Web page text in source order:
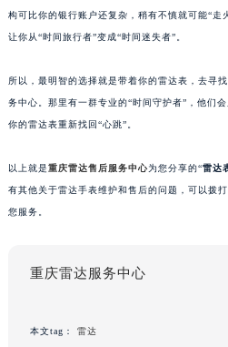
构可比你的银行账户还复杂，稍有不慎就可能“走
让你从“时间旅行者”变成“时间迷失者”。
所以，最明智的选择就是带着你的雷达表，去寻
务中心。那里有一群专业的“时间守护者”，他们
你的雷达表重新找回“心跳”。
以上就是重庆雷达售后服务中心为您分享的“雷达
有其他关于雷达手表维护和售后的问题，可以拨
您服务。
重庆雷达服务中心
本文tag： 雷达